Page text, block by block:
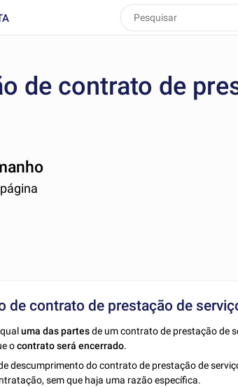
de contrato de
de contrato de prestação de
qualuma das partesde um contrato de prestação de
ocontrato será encerrado.
descumprimento do contrato de prestação de
sem que haja uma razão específica.